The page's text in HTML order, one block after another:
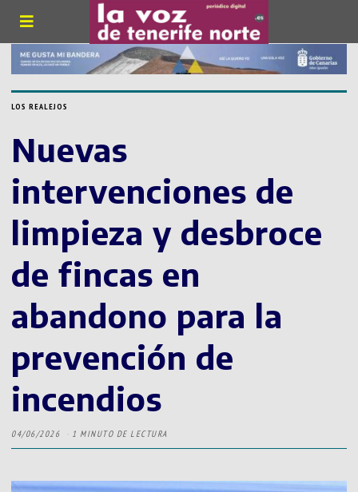
LOS REALEJOS
Nuevas
intervenciones de
limpieza y desbroce
de fincas en
abandono para la
prevención de
incendios
04/06/2026 1 MINUTO DE LECTURA